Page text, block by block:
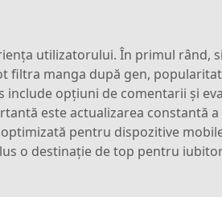
utilizatorului. În primul rând,
filtra manga după gen,
include opțiuni de comentarii și
este actualizarea constantă
pentru dispozitive
o destinație de top pentru